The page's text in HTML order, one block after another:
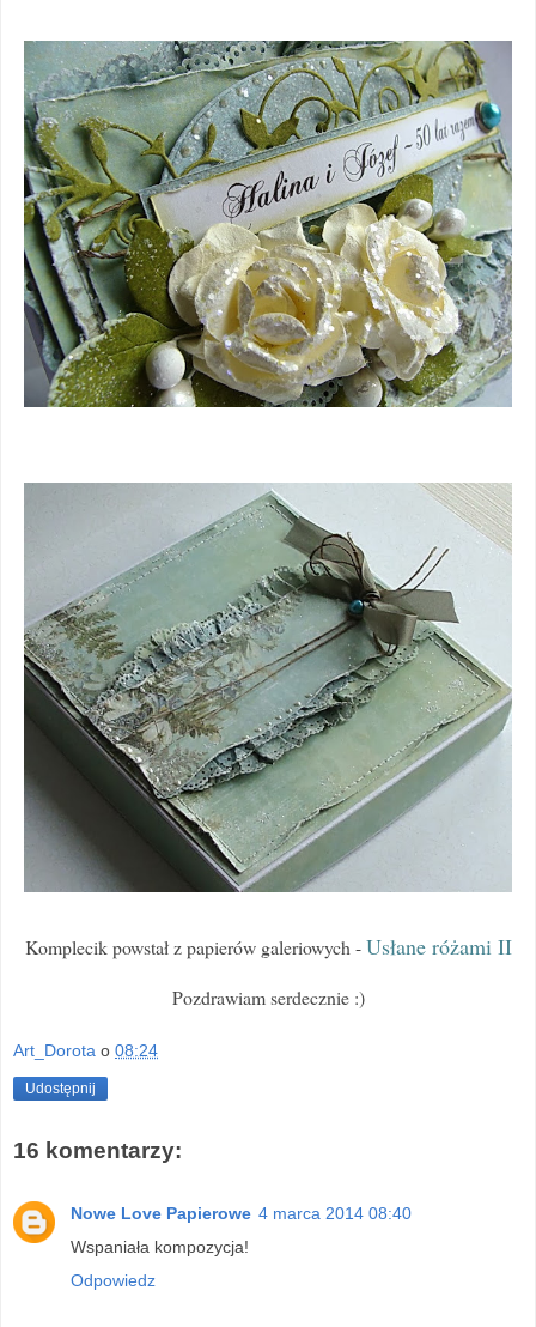
Komplecik powstał z papierów galeriowych -Usłane różami II
Pozdrawiam serdecznie :)
Art_Dorota o 08:24
Udostępnij
16 komentarzy:
Nowe Love Papierowe 4 marca 2014 08:40
Wspaniała kompozycja!
Odpowiedz